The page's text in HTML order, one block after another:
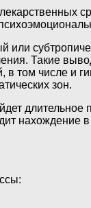
Такие
том числе и
зон.
нахождение